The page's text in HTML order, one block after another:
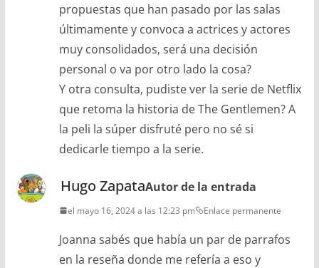
propuestas que han pasado por las salas
últimamente y convoca a actrices y actores
muy consolidados, será una decisión
personal o va por otro lado la cosa?
Y otra consulta, pudiste ver la serie de Netflix
que retoma la historia de The Gentlemen? A
la peli la súper disfruté pero no sé si
dedicarle tiempo a la serie.
Hugo ZapataAutor de la entrada
el mayo 16, 2024 a las 12:23 pm Enlace permanente
Joanna sabés que había un par de parrafos
en la reseña donde me refería a eso y